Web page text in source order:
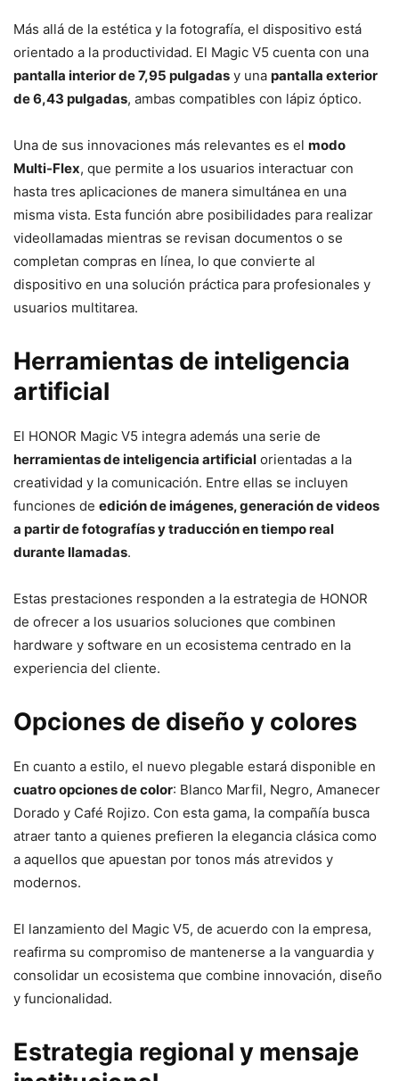
Más allá de la estética y la fotografía, el dispositivo está
orientado a la productividad. El Magic V5 cuenta con una
pantalla interior de 7,95 pulgadas y una pantalla exterior
de 6,43 pulgadas, ambas compatibles con lápiz óptico.
Una de sus innovaciones más relevantes es el modo
Multi-Flex, que permite a los usuarios interactuar con
hasta tres aplicaciones de manera simultánea en una
misma vista. Esta función abre posibilidades para realizar
videollamadas mientras se revisan documentos o se
completan compras en línea, lo que convierte al
dispositivo en una solución práctica para profesionales y
usuarios multitarea.
Herramientas de inteligencia
artificial
El HONOR Magic V5 integra además una serie de
herramientas de inteligencia artificial orientadas a la
creatividad y la comunicación. Entre ellas se incluyen
funciones de edición de imágenes, generación de videos
a partir de fotografías y traducción en tiempo real
durante llamadas.
Estas prestaciones responden a la estrategia de HONOR
de ofrecer a los usuarios soluciones que combinen
hardware y software en un ecosistema centrado en la
experiencia del cliente.
Opciones de diseño y colores
En cuanto a estilo, el nuevo plegable estará disponible en
cuatro opciones de color: Blanco Marfil, Negro, Amanecer
Dorado y Café Rojizo. Con esta gama, la compañía busca
atraer tanto a quienes prefieren la elegancia clásica como
a aquellos que apuestan por tonos más atrevidos y
modernos.
El lanzamiento del Magic V5, de acuerdo con la empresa,
reafirma su compromiso de mantenerse a la vanguardia y
consolidar un ecosistema que combine innovación, diseño
y funcionalidad.
Estrategia regional y mensaje